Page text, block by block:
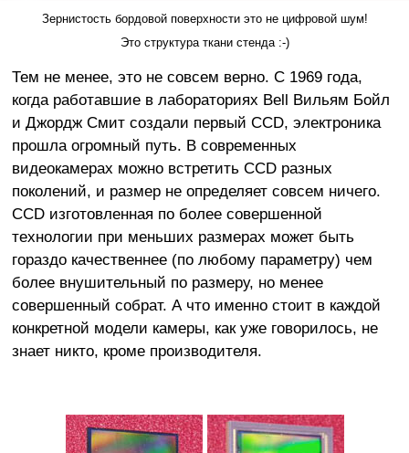
Зернистость бордовой поверхности это не цифровой шум!
Это структура ткани стенда :-)
Тем не менее, это не совсем верно. С 1969 года,
когда работавшие в лабораториях Bell Вильям Бойл
и Джордж Смит создали первый ССD, электроника
прошла огромный путь. В современных
видеокамерах можно встретить CCD разных
поколений, и размер не определяет совсем ничего.
CCD изготовленная по более совершенной
технологии при меньших размерах может быть
гораздо качественнее (по любому параметру) чем
более внушительный по размеру, но менее
совершенный собрат. А что именно стоит в каждой
конкретной модели камеры, как уже говорилось, не
знает никто, кроме производителя.